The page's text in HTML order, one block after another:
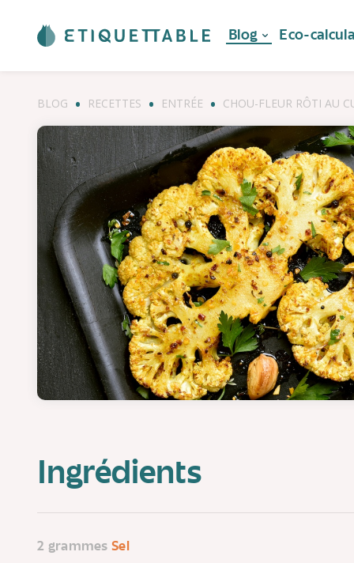
Blog Eco-
BLOG RECETTES ENTRÉE CHOU-FLEUR RÔTI AU
Ingrédients
2 grammes Sel